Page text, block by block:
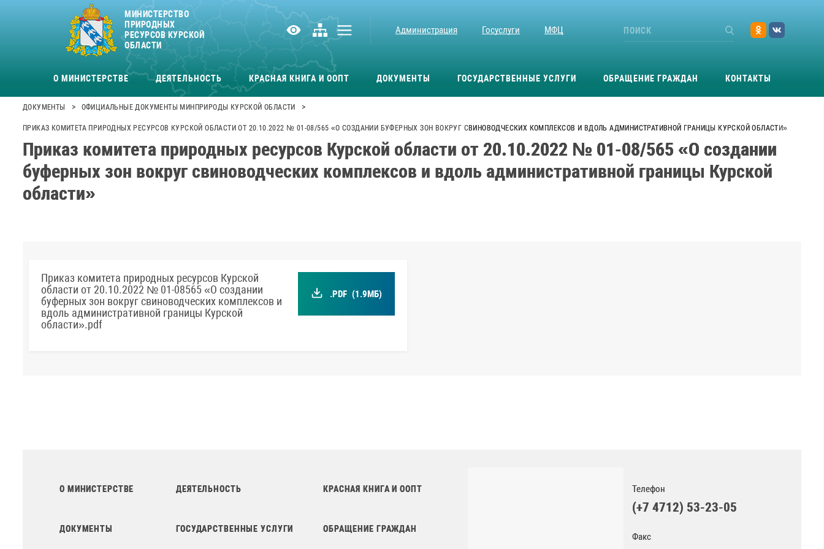
МИНИСТЕРСТВО
ПРИРОДНЫХ
РЕСУРСОВ КУРСКОЙ
ОБЛАСТИ
Администрация Госуслуги МФЦ
О МИНИСТЕРСТВЕ ДЕЯТЕЛЬНОСТЬ КРАСНАЯ КНИГА И ООПТ ДОКУМЕНТЫ ГОСУДАРСТВЕННЫЕ УСЛУГИ ОБРАЩЕНИЕ ГРАЖДАН КОНТАКТЫ
ДОКУМЕНТЫ > ОФИЦИАЛЬНЫЕ ДОКУМЕНТЫ МИНПРИРОДЫ КУРСКОЙ ОБЛАСТИ >
ПРИКАЗ КОМИТЕТА ПРИРОДНЫХ РЕСУРСОВ КУРСКОЙ ОБЛАСТИ ОТ 20.10.2022 № 01-08/565 «О СОЗДАНИИ БУФЕРНЫХ ЗОН ВОКРУГ СВИНОВОДЧЕСКИХ КОМПЛЕКСОВ И ВДОЛЬ АДМИНИСТРАТИВНОЙ ГРАНИЦЫ КУРСКОЙ ОБЛАСТИ»
Приказ комитета природных ресурсов Курской области от 20.10.2022 № 01-08/565 «О создании
буферных зон вокруг свиноводческих комплексов и вдоль административной границы Курской
области»
Приказ комитета природных ресурсов Курской
области от 20.10.2022 № 01-08565 «О создании
буферных зон вокруг свиноводческих комплексов и
вдоль административной границы Курской
области».pdf
.PDF (1.9МБ)
О МИНИСТЕРСТВЕ ДЕЯТЕЛЬНОСТЬ КРАСНАЯ КНИГА И ООПТ
ДОКУМЕНТЫ ГОСУДАРСТВЕННЫЕ УСЛУГИ ОБРАЩЕНИЕ ГРАЖДАН
Телефон
(+7 4712) 53-23-05
Факс